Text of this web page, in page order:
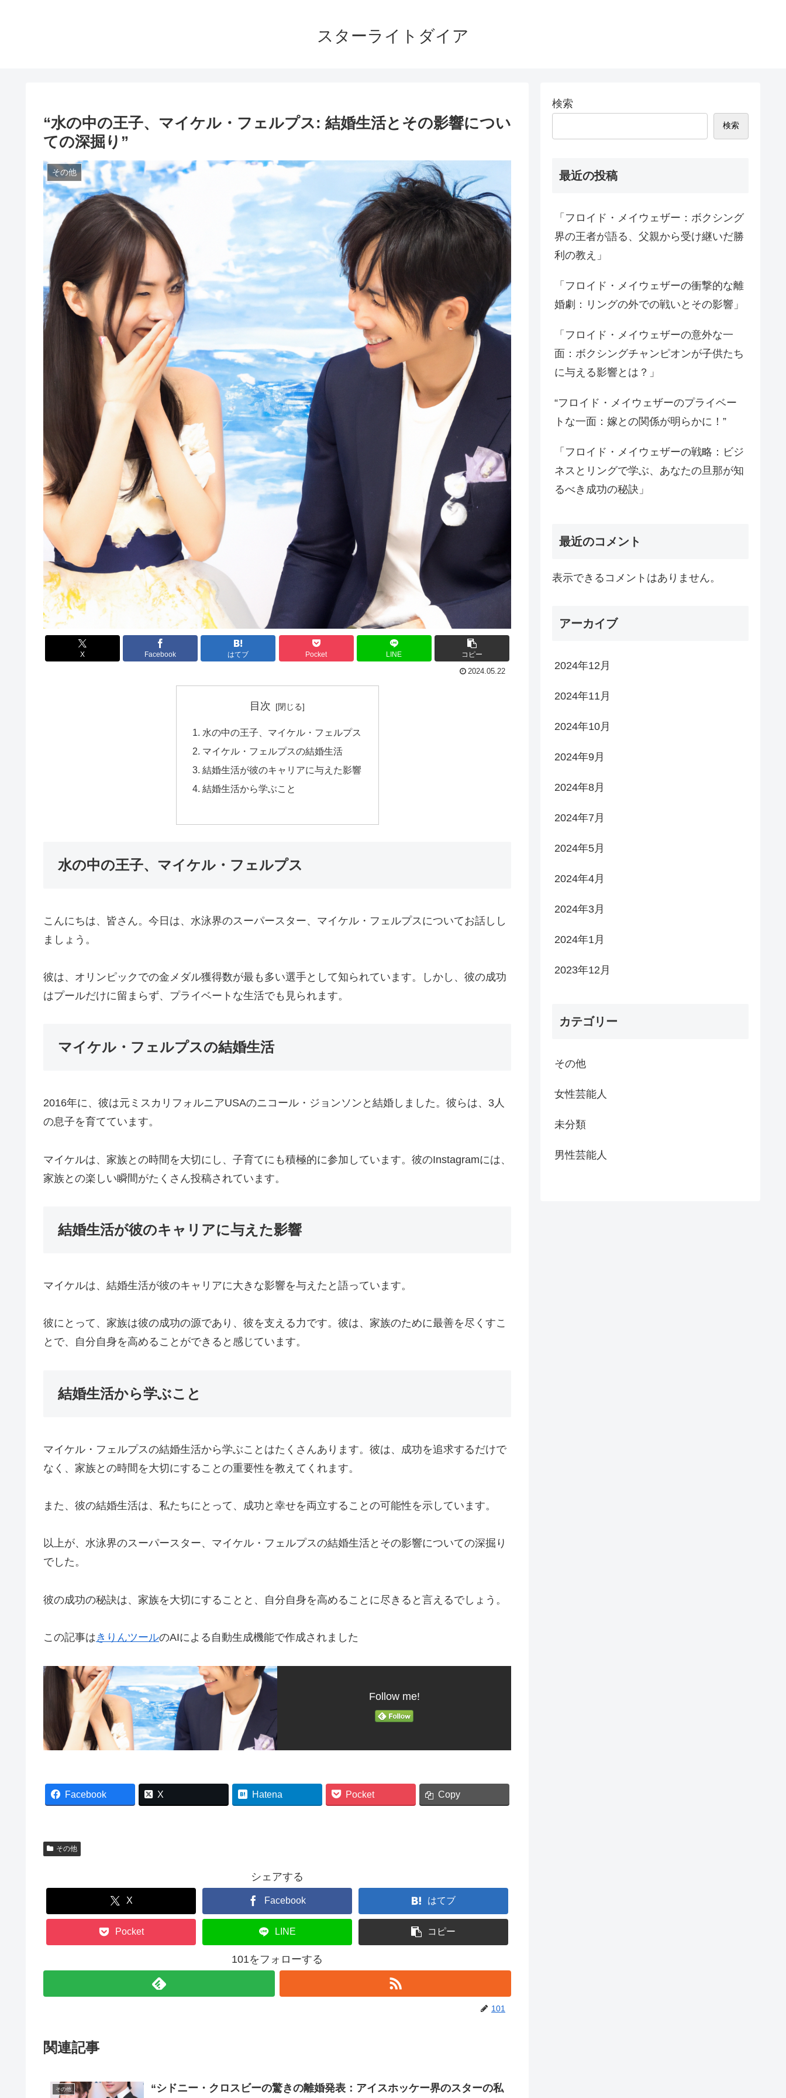
スターライトダイア
“水の中の王子、マイケル・フェルプス: 結婚生活とその影響につい
ての深掘り”
その他
X Facebook はてブ Pocket LINE コピー
2024.05.22
目次
水の中の王子、マイケル・フェルプス
マイケル・フェルプスの結婚生活
結婚生活が彼のキャリアに与えた影響
結婚生活から学ぶこと
水の中の王子、マイケル・フェルプス
こんにちは、皆さん。今日は、水泳界のスーパースター、マイケル・フェルプスについてお話しし
ましょう。
彼は、オリンピックでの金メダル獲得数が最も多い選手として知られています。しかし、彼の成功
はプールだけに留まらず、プライベートな生活でも見られます。
マイケル・フェルプスの結婚生活
2016年に、彼は元ミスカリフォルニアUSAのニコール・ジョンソンと結婚しました。彼らは、3人
の息子を育てています。
マイケルは、家族との時間を大切にし、子育てにも積極的に参加しています。彼のInstagramには、
家族との楽しい瞬間がたくさん投稿されています。
結婚生活が彼のキャリアに与えた影響
マイケルは、結婚生活が彼のキャリアに大きな影響を与えたと語っています。
彼にとって、家族は彼の成功の源であり、彼を支える力です。彼は、家族のために最善を尽くすこ
とで、自分自身を高めることができると感じています。
結婚生活から学ぶこと
マイケル・フェルプスの結婚生活から学ぶことはたくさんあります。彼は、成功を追求するだけで
なく、家族との時間を大切にすることの重要性を教えてくれます。
また、彼の結婚生活は、私たちにとって、成功と幸せを両立することの可能性を示しています。
以上が、水泳界のスーパースター、マイケル・フェルプスの結婚生活とその影響についての深掘り
でした。
彼の成功の秘訣は、家族を大切にすることと、自分自身を高めることに尽きると言えるでしょう。
この記事はきりんツールのAIによる自動生成機能で作成されました
Follow me!
Facebook X Hatena Pocket Copy
その他
シェアする
X Facebook はてブ
Pocket LINE コピー
101をフォローする
101
関連記事
その他 “シドニー・クロスビーの驚きの離婚発表：アイスホッケー界のスターの私
検索
検索
最近の投稿
「フロイド・メイウェザー：ボクシング
界の王者が語る、父親から受け継いだ勝
利の教え」
「フロイド・メイウェザーの衝撃的な離
婚劇：リングの外での戦いとその影響」
「フロイド・メイウェザーの意外な一
面：ボクシングチャンピオンが子供たち
に与える影響とは？」
“フロイド・メイウェザーのプライベー
トな一面：嫁との関係が明らかに！”
「フロイド・メイウェザーの戦略：ビジ
ネスとリングで学ぶ、あなたの旦那が知
るべき成功の秘訣」
最近のコメント
表示できるコメントはありません。
アーカイブ
2024年12月
2024年11月
2024年10月
2024年9月
2024年8月
2024年7月
2024年5月
2024年4月
2024年3月
2024年1月
2023年12月
カテゴリー
その他
女性芸能人
未分類
男性芸能人